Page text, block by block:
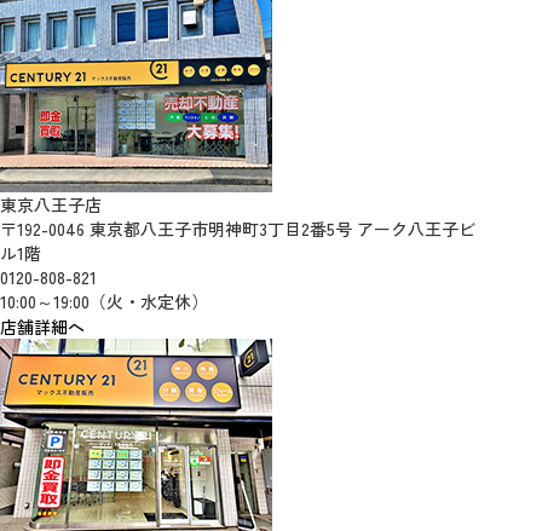
東京八王子店
〒192-0046 東京都八王子市明神町3丁目2番5号 アーク八王子ビ
ル1階
0120-808-821
10:00～19:00（火・水定休）
店舗詳細へ